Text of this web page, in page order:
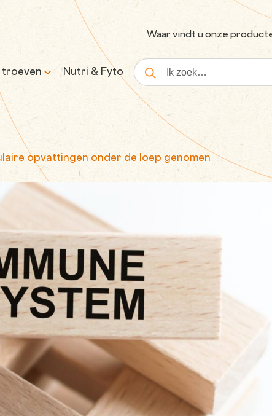
Waar vindt u onze
troeven
& expertise
&
formules
&
& kwaliteit
keurmerken
&
Nutri & Fyto
Zoekopdracht
opvattingen onder de loep genomen